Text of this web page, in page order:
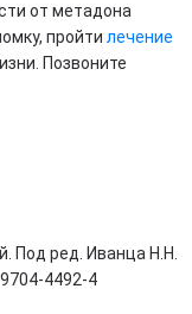
от метадона
пройти лечение
Позвоните
Под ред. Иванца Н.Н.
4492-4